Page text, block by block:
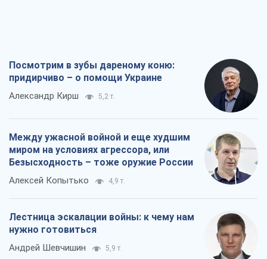
Посмотрим в зубы дареному коню:
придирчиво – о помощи Украине
Александр Кирш 5,2 т.
Между ужасной войной и еще худшим
миром на условиях агрессора, или
Безысходность – тоже оружие России
Алексей Копытько 4,9 т.
Лестница эскалации войны: к чему нам
нужно готовиться
Андрей Шевчишин 5,9 т.